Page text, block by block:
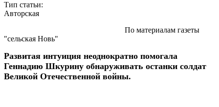
Тип статьи:
Авторская
По материалам газеты
"сельская Новь"
Развитая интуиция неоднократно помогала
Геннадию Шкурину обнаруживать останки солдат
Великой Отечественной войны.